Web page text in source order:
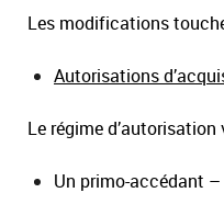
Les modifications
Autorisations
Le régime
Un primo-accédant